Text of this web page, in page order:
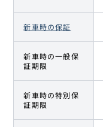
新車時の保証
新車時の一般保
証期限
新車時の特別保
証期限